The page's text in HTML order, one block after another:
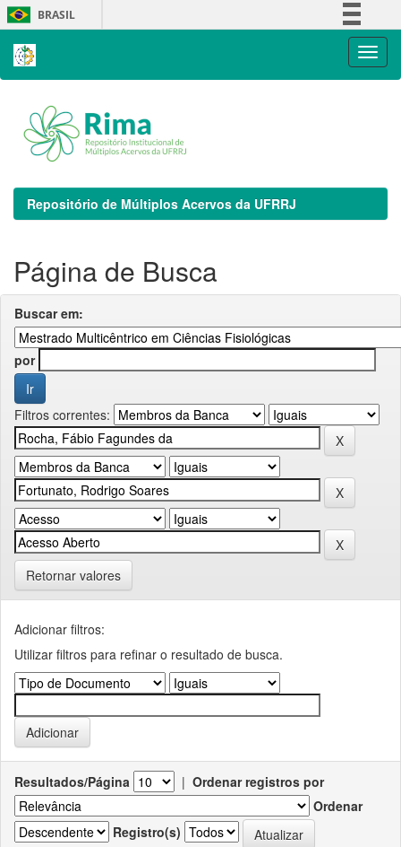
Skip
navigation
BRASIL
Repositório de Múltiplos Acervos da UFRRJ
Página de Busca
Buscar em:
por
Filtros correntes:
Retornar valores
Adicionar filtros:
Utilizar filtros para refinar o resultado de busca.
Resultados/Página | Ordenar registros por
Ordenar
Registro(s)